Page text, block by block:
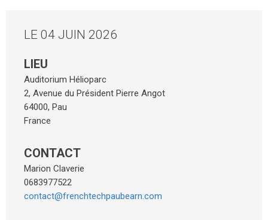
LE 04 JUIN 2026
LIEU
Auditorium Hélioparc
2, Avenue du Président Pierre Angot
64000, Pau
France
CONTACT
Marion Claverie
0683977522
contact@frenchtechpaubearn.com